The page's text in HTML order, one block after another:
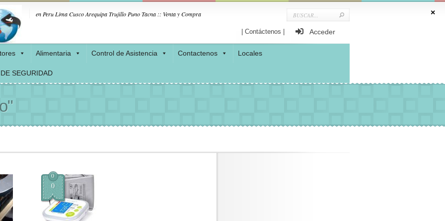
en Peru Lima Cusco Arequipa Trujillo Puno Tacna :: Venta y Compra
| Contáctenos | Acceder
Alimentaria Control de Asistencia Contactenos Locales
SEGURIDAD
0
0